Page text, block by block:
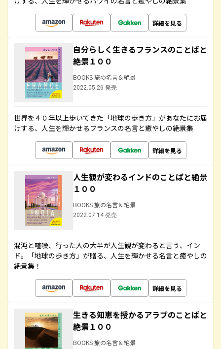
詳細を見る
自分らしく生きるフランスのことばと
絶景１００
BOOKS 旅の名言＆絶景
2022.05.26 発売
世界を４０年以上歩いてきた「地球の歩き方」があなたにお届
けする、人生を輝かせるフランスの名言と癒やしの絶景集
詳細を見る
人生観が変わるインドのことばと絶景
１００
BOOKS 旅の名言＆絶景
2022.07.14 発売
混沌と喧噪、行った人の大半が人生観が変わると言う、イン
ド。「地球の歩き方」が贈る、人生を輝かせる名言と癒やしの
絶景集！
詳細を見る
生きる知恵を授かるアラブのことばと
絶景１００
BOOKS 旅の名言＆絶景